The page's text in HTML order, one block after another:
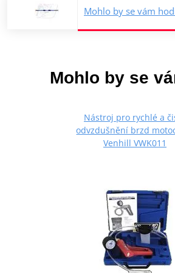
Mohlo by se vám
Mohlo by se
Nástroj pro rychlé a
odvzdušnění brzd
Venhill VWK011